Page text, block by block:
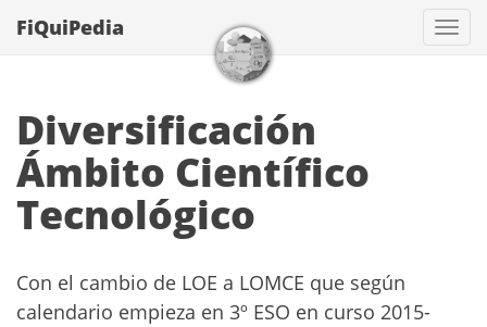
FiQuiPedia
Diversificación
Ámbito Científico
Tecnológico
Con el cambio de LOE a LOMCE que según
calendario empieza en 3º ESO en curso 2015-